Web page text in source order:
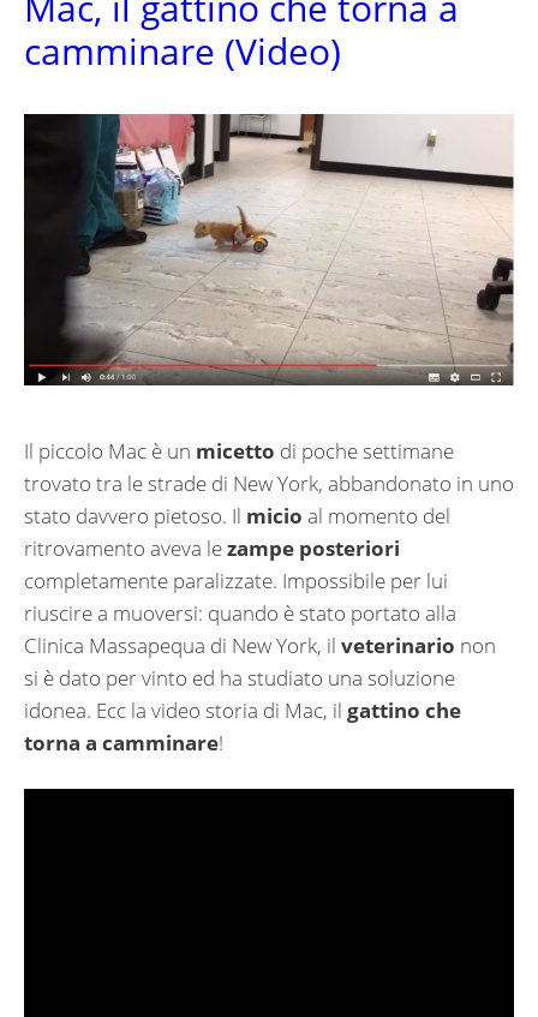
camminare (Video)
Il piccolo Mac è un micetto di poche settimane
trovato tra le strade di New York, abbandonato in uno
stato davvero pietoso. Il micio al momento del
ritrovamento aveva lezampe posteriori
completamente paralizzate. Impossibile per lui
riuscire a muoversi: quando è stato portato alla
Clinica Massapequa di New York, il veterinario non
si è dato per vinto ed ha studiato una soluzione
idonea. Ecc la video storia di Mac, il gattino che
torna a camminare!